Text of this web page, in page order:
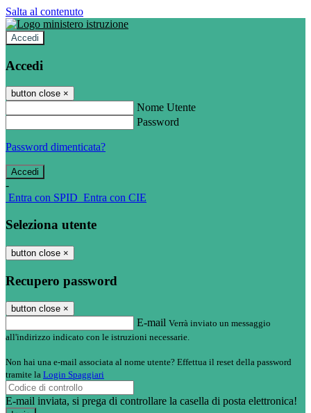
Salta al contenuto
Accedi
Accedi
button close ×
Nome Utente
Password
Password dimenticata?
-
Entra con SPID Entra con CIE
Seleziona utente
button close ×
Recupero password
button close ×
E-mail Verrà inviato un messaggio
all'indirizzo indicato con le istruzioni necessarie.
Non hai una e-mail associata al nome utente? Effettua il reset della password
tramite la Login Spaggiari
E-mail inviata, si prega di controllare la casella di posta elettronica!